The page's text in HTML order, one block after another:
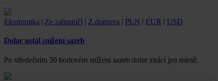
Ekonomika | Ze zahraničí | Z domova | PLN | EUR | USD
Dolar ustál snížení sazeb
Po středečním 50 bodovém snížení sazeb dolar ztrácí jen mírně.